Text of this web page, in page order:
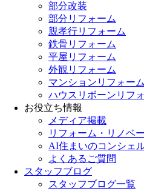
部分改装
部分リフォーム
親孝行リフォーム
鉄骨リフォーム
平屋リフォーム
外観リフォーム
マンションリフォーム
ハウスリボーンリフ
お役立ち情報
メディア掲載
リフォーム・リノベ
AI住まいのコンシェ
よくあるご質問
スタッフブログ
スタッフブログ一覧